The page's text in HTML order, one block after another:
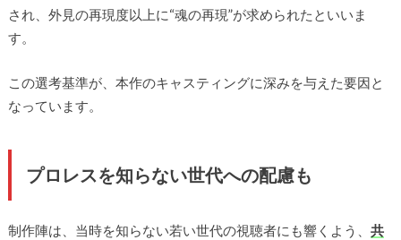
され、外見の再現度以上に“魂の再現”が求められたといいま
す。
この選考基準が、本作のキャスティングに深みを与えた要因と
なっています。
プロレスを知らない世代への配慮も
制作陣は、当時を知らない若い世代の視聴者にも響くよう、 共